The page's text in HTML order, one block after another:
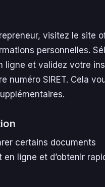
visitez le site
personnelles.
ligne et validez votre
numéro SIRET. Cela
certains documents
ligne et d’obtenir